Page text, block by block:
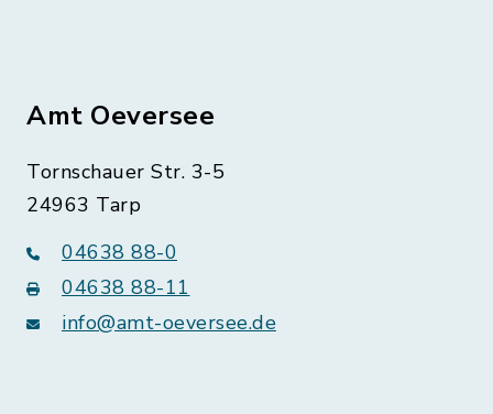
Amt Oeversee
Tornschauer Str. 3-5
24963 Tarp
04638 88-0
04638 88-11
info@amt-oeversee.de